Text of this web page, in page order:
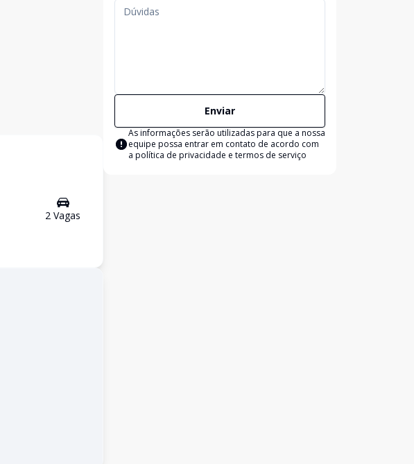
2 Vagas
Enviar
As informações serão utilizadas para que a nossa
equipe possa entrar em contato de acordo com
a política de privacidade e termos de serviço